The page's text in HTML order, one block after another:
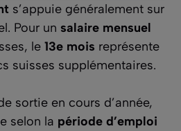
s’appuie généralement sur
Pour un salaire mensuel
le 13e mois représente
suisses supplémentaires.
sortie en cours d’année,
selon la période d’emploi